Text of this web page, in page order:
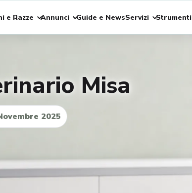
e Razze Annunci Guide e NewsServizi Strumenti
Misa
2025